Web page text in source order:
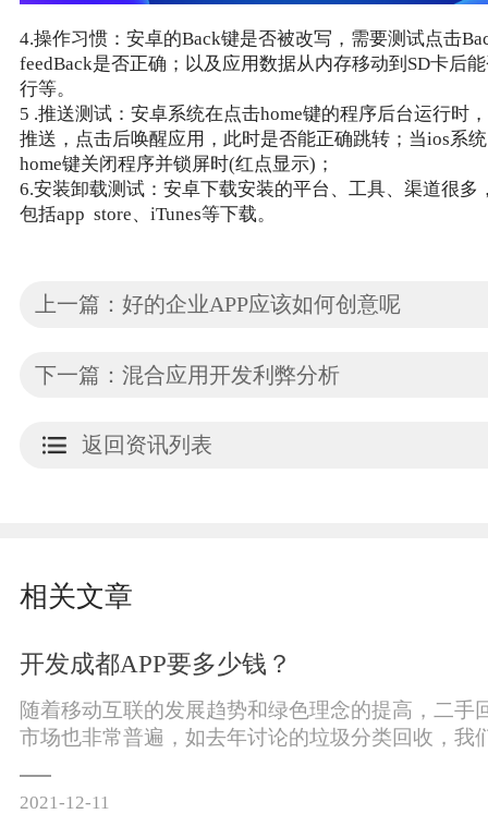
4.操作习惯：安卓的Back键是否被改写，需要测试点击
feedBack是否正确；以及应用数据从内存移动到SD卡后
行等。
5 .推送测试：安卓系统在点击home键的程序后台运行时
推送，点击后唤醒应用，此时是否能正确跳转；当ios系
home键关闭程序并锁屏时(红点显示)；
6.安装卸载测试：安卓下载安装的平台、工具、渠道很多
包括app store、iTunes等下载。
上一篇：好的企业APP应该如何创意呢
下一篇：混合应用开发利弊分析
返回资讯列表
相关文章
开发成都APP要多少钱？
随着移动互联的发展趋势和绿色理念的提高，二手
市场也非常普遍，如去年讨论的垃圾分类回收，我
发二手回收分类微信息计划已成为一些企业的一个
2021-12-11